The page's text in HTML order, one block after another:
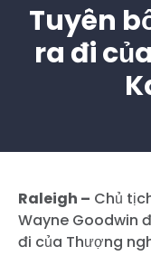
Tuyên
ra đi
Raleigh – Chủ
Wayne Goodwin
đi của Thượng